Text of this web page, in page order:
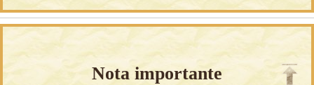
Nota importante